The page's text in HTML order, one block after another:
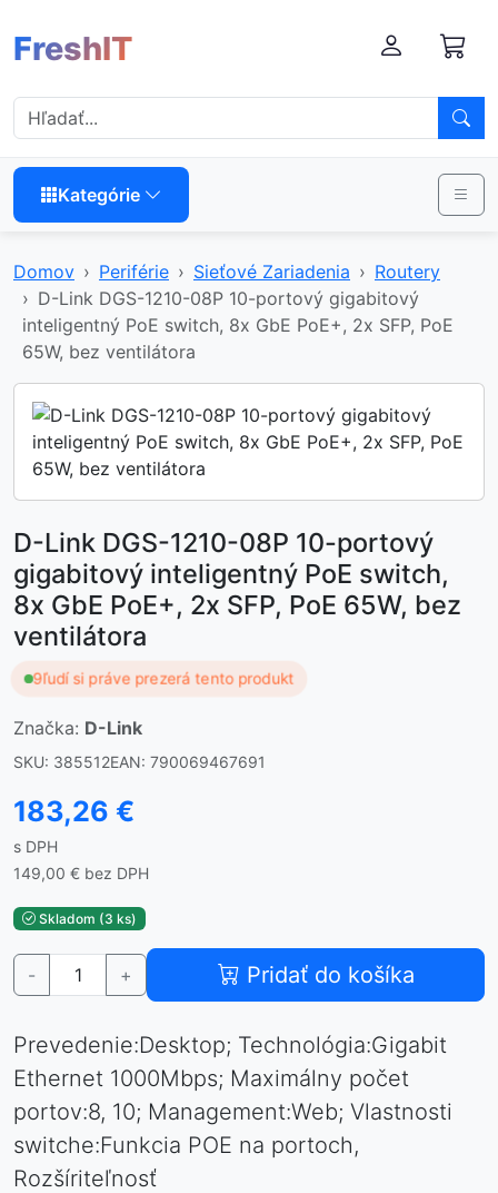
FreshIT
Kategórie
Domov Periférie Sieťové Zariadenia
Routery
D-Link DGS-1210-08P 10-portový gigabitový
inteligentný PoE switch, 8x GbE PoE+, 2x SFP, PoE
65W, bez ventilátora
D-Link DGS-1210-08P 10-portový
gigabitový inteligentný PoE switch,
8x GbE PoE+, 2x SFP, PoE 65W, bez
ventilátora
9ľudí si práve prezerá tento produkt
Značka: D-Link
SKU: 385512EAN: 790069467691
183,26 €
s DPH
149,00 € bez DPH
Skladom (3 ks)
- + Pridať do košíka
Prevedenie:Desktop; Technológia:Gigabit
Ethernet 1000Mbps; Maximálny počet
portov:8, 10; Management:Web; Vlastnosti
switche:Funkcia POE na portoch,
Rozšíriteľnosť